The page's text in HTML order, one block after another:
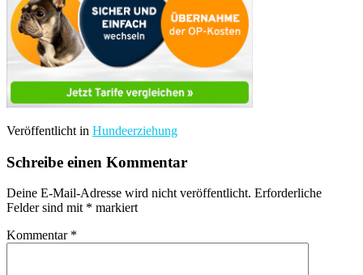
Veröffentlicht in Hundeerziehung
Schreibe einen Kommentar
Deine E-Mail-Adresse wird nicht veröffentlicht. Erforderliche
Felder sind mit * markiert
Kommentar *